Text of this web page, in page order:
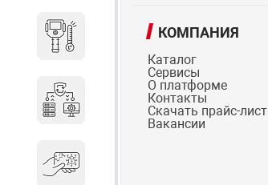
Тепловизионная техника
Технические средства охраны
КОМПАНИЯ
Каталог
Сервисы
О платформе
Контакты
Скачать прайс-лист
Вакансии